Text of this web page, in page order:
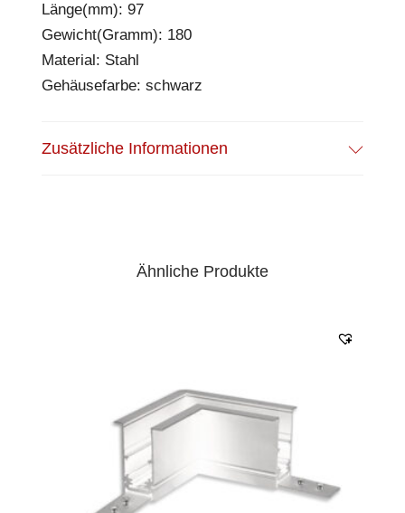
Länge(mm): 97
Gewicht(Gramm): 180
Material: Stahl
Gehäusefarbe: schwarz
Zusätzliche Informationen
Ähnliche Produkte